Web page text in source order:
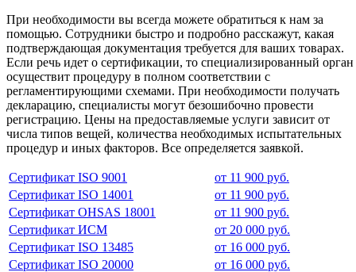
При необходимости вы всегда можете обратиться к нам за
помощью. Сотрудники быстро и подробно расскажут, какая
подтверждающая документация требуется для ваших товарах.
Если речь идет о сертификации, то специализированный орган
осуществит процедуру в полном соответствии с
регламентирующими схемами. При необходимости получать
декларацию, специалисты могут безошибочно провести
регистрацию. Цены на предоставляемые услуги зависит от
числа типов вещей, количества необходимых испытательных
процедур и иных факторов. Все определяется заявкой.
Сертификат ISO 9001
от 11 900 руб.
Сертификат ISO 14001
от 11 900 руб.
Сертификат OHSAS 18001
от 11 900 руб.
Сертификат ИСМ
от 20 000 руб.
Сертификат ISO 13485
от 16 000 руб.
Сертификат ISO 20000
от 16 000 руб.